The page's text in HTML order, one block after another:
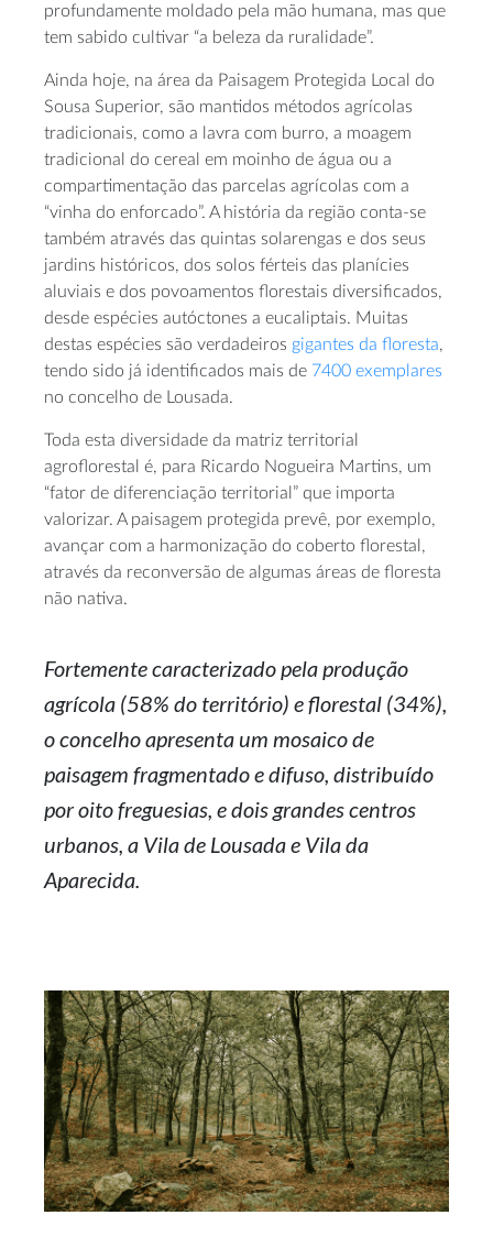
profundamente moldado pela mão humana, mas que
tem sabido cultivar “a beleza da ruralidade”.
Ainda hoje, na área da Paisagem Protegida Local do
Sousa Superior, são mantidos métodos agrícolas
tradicionais, como a lavra com burro, a moagem
tradicional do cereal em moinho de água ou a
compartimentação das parcelas agrícolas com a
“vinha do enforcado”. A história da região conta-se
também através das quintas solarengas e dos seus
jardins históricos, dos solos férteis das planícies
aluviais e dos povoamentos florestais diversificados,
desde espécies autóctones a eucaliptais. Muitas
destas espécies são verdadeiros gigantes da floresta,
tendo sido já identificados mais de 7400 exemplares
no concelho de Lousada.
Toda esta diversidade da matriz territorial
agroflorestal é, para Ricardo Nogueira Martins, um
“fator de diferenciação territorial” que importa
valorizar. A paisagem protegida prevê, por exemplo,
avançar com a harmonização do coberto florestal,
através da reconversão de algumas áreas de floresta
não nativa.
Fortemente caracterizado pela produção
agrícola (58% do território) e florestal (34%),
o concelho apresenta um mosaico de
paisagem fragmentado e difuso, distribuído
por oito freguesias, e dois grandes centros
urbanos, a Vila de Lousada e Vila da
Aparecida.